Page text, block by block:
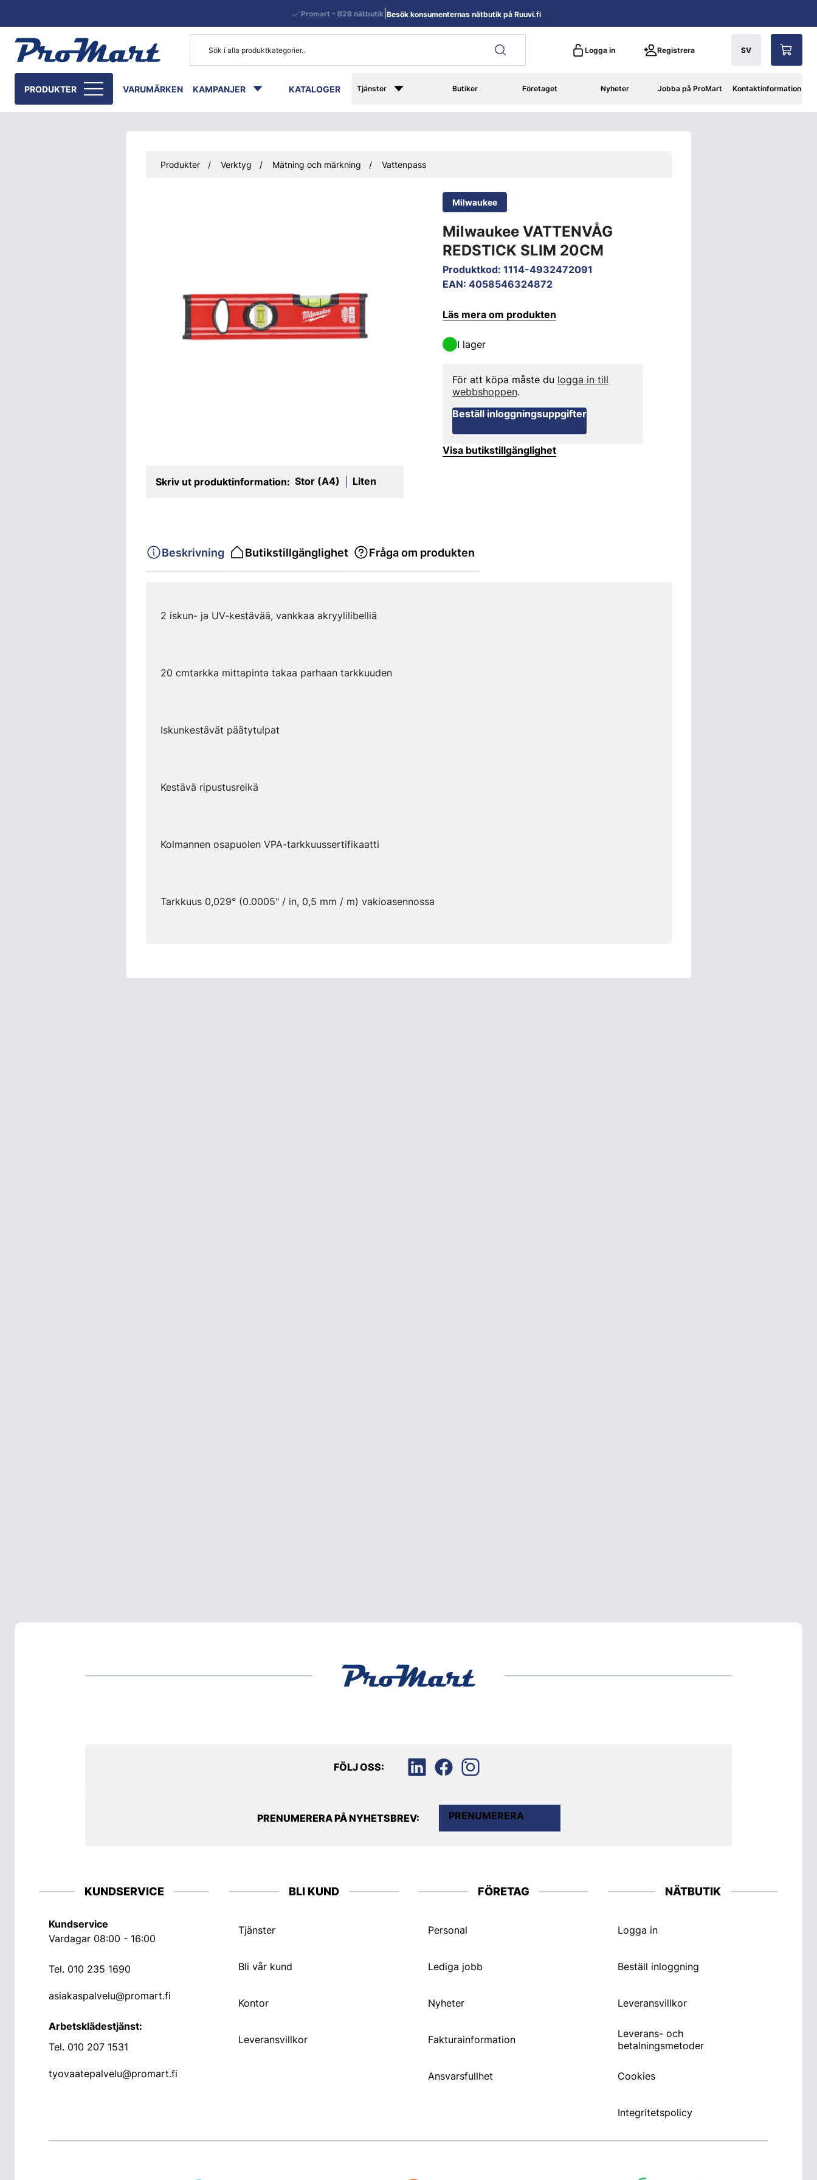
Logga in Registrera SV
PRODUKTER VARUMÄRKEN KAMPANJER KATALOGER Tjänster Butiker Företaget Nyheter Jobba på ProMart Kontaktinformation
Promart - B2B nätbutik Besök konsumenternas nätbutik på Ruuvi.fi
Produkter Verktyg Mätning och märkning Vattenpass
Milwaukee
Milwaukee VATTENVÅG
REDSTICK SLIM 20CM
Produktkod: 1114-4932472091
EAN: 4058546324872
Skriv ut produktinformation: Stor (A4) Liten
Läs mera om produkten
I lager
För att köpa måste du logga in till
webbshoppen.
Beställ inloggningsuppgifter
Visa butikstillgänglighet
Beskrivning Butikstillgänglighet Fråga om produkten
2 iskun- ja UV-kestävää, vankkaa akryylilibelliä
20 cmtarkka mittapinta takaa parhaan tarkkuuden
Iskunkestävät päätytulpat
Kestävä ripustusreikä
Kolmannen osapuolen VPA-tarkkuussertifikaatti
Tarkkuus 0,029° (0.0005" / in, 0,5 mm / m) vakioasennossa
FÖLJ OSS:
PRENUMERERA PÅ NYHETSBREV: PRENUMERERA
KUNDSERVICE
Kundservice
Vardagar 08:00 - 16:00
Tel. 010 235 1690
asiakaspalvelu@promart.fi
Arbetsklädestjänst:
Tel. 010 207 1531
tyovaatepalvelu@promart.fi
BLI KUND
Tjänster
Bli vår kund
Kontor
Leveransvillkor
FÖRETAG
Personal
Lediga jobb
Nyheter
Fakturainformation
Ansvarsfullhet
NÄTBUTIK
Logga in
Beställ inloggning
Leveransvillkor
Leverans- och
betalningsmetoder
Cookies
Integritetspolicy